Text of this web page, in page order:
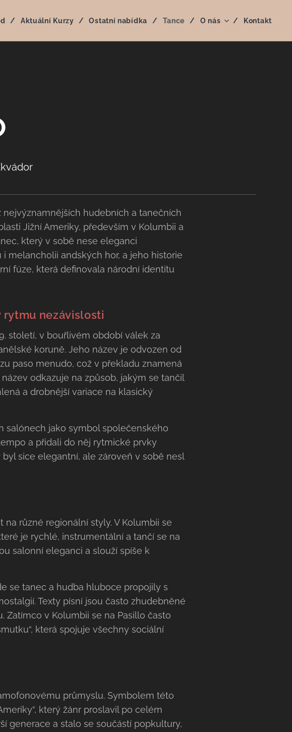
Aktuální Kurzy Ostatní nabídka Tance O nás Kontakt
hudebních a tanečních
Jižní Ameriky, především v Kolumbii a
který v sobě nese eleganci
melancholii andských hor, a jeho historie
fúze, která definovala národní identitu
rytmu nezávislosti
století, v bouřlivém období válek za
koruně. Jeho název je odvozen od
paso menudo, což v překladu znamená
název odkazuje na způsob, jakým se tančil
a drobnější variace na klasický
salónech jako symbol společenského
a přidali do něj rytmické prvky
sice elegantní, ale zároveň v sobě nesl
různé regionální styly. V Kolumbii se
je rychlé, instrumentální a tančí se na
salonní eleganci a slouží spíše k
se tanec a hudba hluboce propojily s
Texty písní jsou často zhudebněné
Zatímco v Kolumbii se na Pasillo často
která spojuje všechny sociální
průmyslu. Symbolem této
který žánr proslavil po celém
generace a stalo se součástí popkultury,